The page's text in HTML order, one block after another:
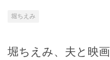
堀ちえみ
堀ちえみ、夫と映